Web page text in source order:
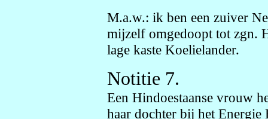
M.a.w.: ik ben een zuiver
mijzelf omgedoopt tot zgn.
lage kaste Koelielander.
Notitie 7.
Een Hindoestaanse vrouw
haar dochter bij het